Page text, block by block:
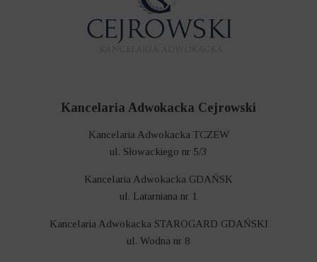
Kancelaria Adwokacka Cejrowski
Kancelaria Adwokacka TCZEW
ul. Słowackiego nr 5/3
Kancelaria Adwokacka GDAŃSK
ul. Latarniana nr 1
Kancelaria Adwokacka STAROGARD GDAŃSKI
ul. Wodna nr 8